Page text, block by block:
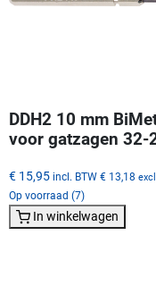
DDH2 10 mm
voor gatzagen 32-
€ 15,95 incl. BTW € 13,18
Op voorraad (7)
In winkelwagen